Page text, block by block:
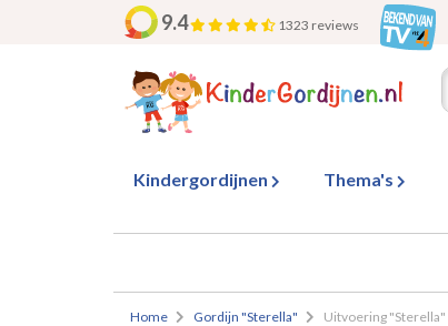
9.4 1323 reviews
Kindergordijnen Thema's
Home Gordijn "Sterella" Uitvoering "Sterella"